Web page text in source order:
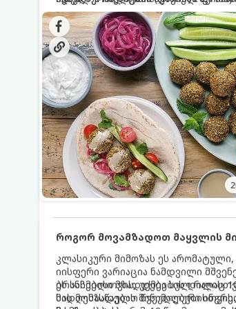
სალათებთან ერთად ან ტახინის
სოუსთან მირთმევისთვის.
იდეალურად შეინარჩუნოს და არ
დრო: 10–15 წუთი ულუფა: 20–24
(4–6 პორცია)
როგორ მოვამზადოთ მაყვლის
კლასიკური მიმოზას ეს არომატული,
იისფერი ვარიაცია ნამდვილი
ბრანჩებისთვის, უქმეების
სადღესასწაულო
ეს სასმელი მზადდება სულ რაღაც
მის მომზადებას მინიმალური